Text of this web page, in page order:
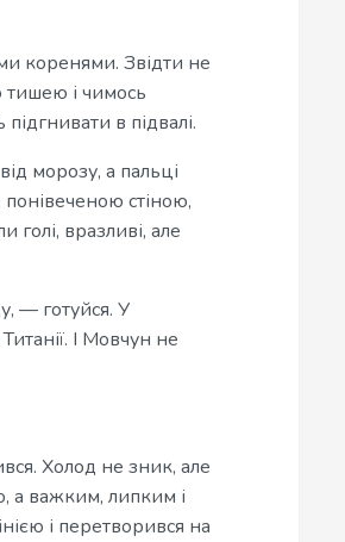
коренями. Звідти не
тишею і чимось
в підвалі.
морозу, а пальці
стіною,
голі, вразливі, але
— готуйся. У
І Мовчун не
Холод не зник, але
а важким, липким і
і перетворився на